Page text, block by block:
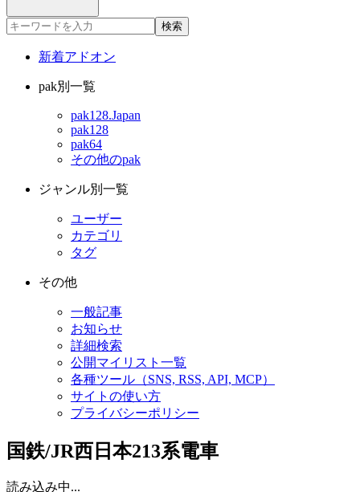
検索
新着アドオン
pak別一覧
pak128.Japan
pak128
pak64
その他のpak
ジャンル別一覧
ユーザー
カテゴリ
タグ
その他
一般記事
お知らせ
詳細検索
公開マイリスト一覧
各種ツール（SNS, RSS, API, MCP）
サイトの使い方
プライバシーポリシー
国鉄/JR西日本213系電車
読み込み中...